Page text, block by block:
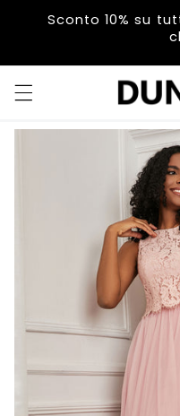
Sconto 10% su
Passa alle